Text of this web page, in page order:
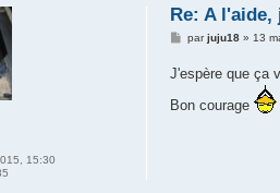
15:30
Re: A
M
s
g
parjuju18 » 13
J'espère que ça
Bon courage